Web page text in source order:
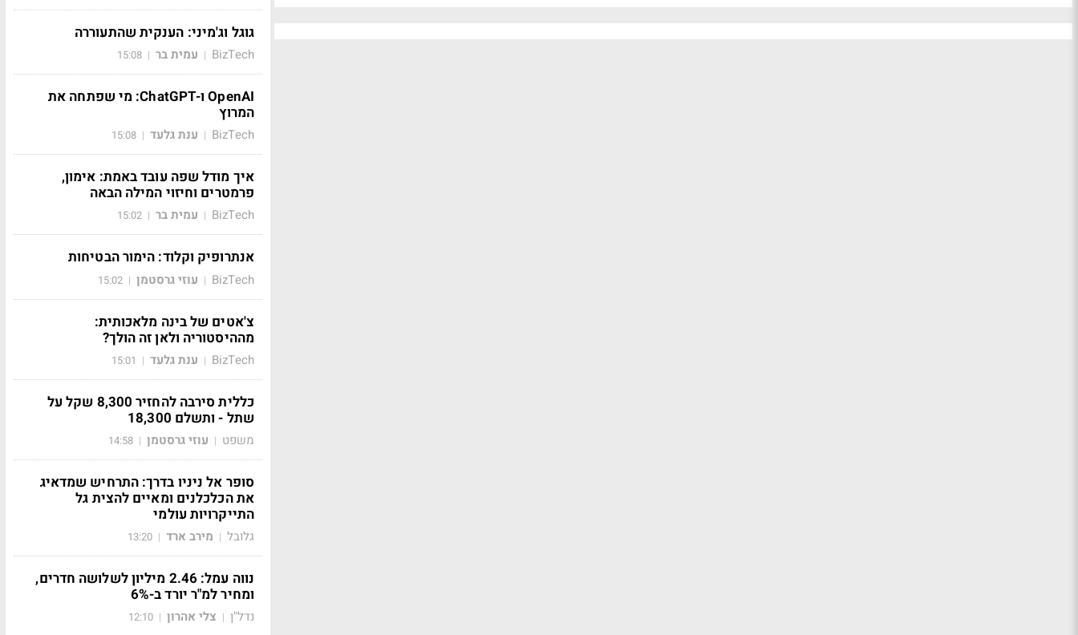
גוגל וג'מיני: הענקית שהתעוררה
BizTech
| עמית בר |
15:08
OpenAI ו-ChatGPT: מי שפתחה את
המרוץ
BizTech
| ענת גלעד |
15:08
איך מודל שפה עובד באמת: אימון,
פרמטרים וחיזוי המילה הבאה
BizTech
| עמית בר |
15:02
אנתרופיק וקלוד: הימור הבטיחות
BizTech
| עוזי גרסטמן |
15:02
צ'אטים של בינה מלאכותית:
מההיסטוריה ולאן זה הולך?
BizTech
| ענת גלעד |
15:01
כללית סירבה להחזיר 8,300 שקל על
שתל - ותשלם 18,300
משפט | עוזי גרסטמן |
14:58
סופר אל ניניו בדרך: התרחיש שמדאיג
את הכלכלנים ומאיים להצית גל
התייקרויות עולמי
גלובל | מירב ארד |
13:20
נווה עמל: 2.46 מיליון לשלושה חדרים,
ומחיר למ"ר יורד ב-6%
נדל"ן | צלי אהרון |
12:10